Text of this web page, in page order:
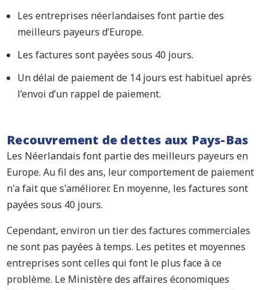
Les entreprises néerlandaises font partie des
meilleurs payeurs d’Europe.
Les factures sont payées sous 40 jours.
Un délai de paiement de 14 jours est habituel après
l’envoi d’un rappel de paiement.
Recouvrement de dettes aux Pays-Bas
Les Néerlandais font partie des meilleurs payeurs en
Europe. Au fil des ans, leur comportement de paiement
n'a fait que s'améliorer. En moyenne, les factures sont
payées sous 40 jours.
Cependant, environ un tier des factures commerciales
ne sont pas payées à temps. Les petites et moyennes
entreprises sont celles qui font le plus face à ce
problème. Le Ministère des affaires économiques